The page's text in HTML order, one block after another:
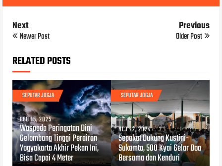
Next
Newer Post
Previous
Older Post
RELATED POSTS
SEPUTAR JOGJA
FEB 15, 2025
Waspada Peringatan Dini
Gelombang Tinggi Perairan
Yogyakarta Akhir Pekan Ini,
Bisa Capai 4 Meter
SEPUTAR JOGJA
OCT 12, 2024
Sepakat Dukung Kustini-
Sukamto, 500 Kyai Gelar Doa
Bersama dan Kenduri